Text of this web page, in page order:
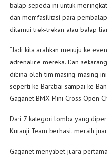
balap sepeda ini untuk
dan memfasilitasi para
ditemui trek-trekan atau balap
“Jadi kita arahkan menuju ke
adrenaline mereka. Dan
dibina oleh tim masing-masing
seperti ke Barabai sampai ke
Gaganet BMX Mini Cross Open
Dari 7 kategori lomba yang
Kuranji Team berhasil meraih
Gaganet menyabet juara